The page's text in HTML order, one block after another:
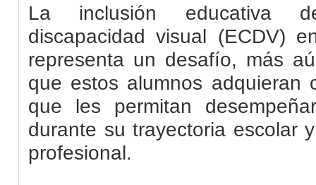
La inclusión educativa
discapacidad visual (ECDV)
representa un desafío, más
que estos alumnos adquieran
que les permitan
durante su trayectoria escolar
profesional.